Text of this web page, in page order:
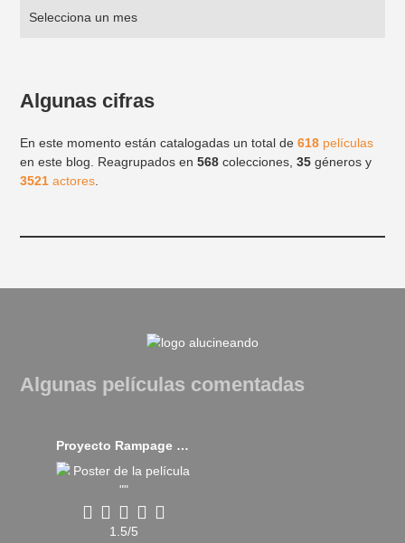
Algunas cifras
En este momento están catalogadas un total de618 películas
en este blog. Reagrupados en568 colecciones,35 géneros y
3521 actores
Algunas películas comentadas
Proyecto Rampage (2018)
1.5/5